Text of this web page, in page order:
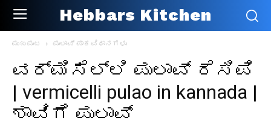
Hebbars Kitchen
ಮುಖಪುಟ ಪುಲಾವ್ ಪಾಕವಿಧಾನಗಳು
ವರ್ಮಿಸೆಲ್ಲಿ ಪುಲಾವ್ ರೆಸಿಪಿ
| vermicelli pulao in kannada |
ಶಾವಿಗೆ ಪುಲಾವ್